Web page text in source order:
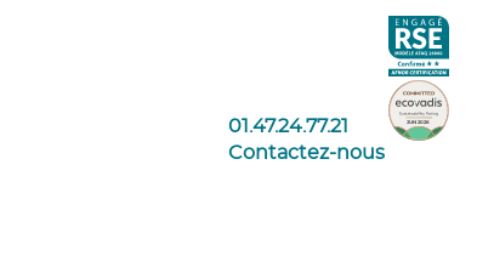
01.47.24.77.21
Contactez-nous